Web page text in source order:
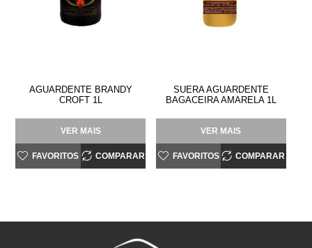
AGUARDENTE BRANDY
CROFT 1L
VER MAIS
FAVORITOS COMPARAR
SUERA AGUARDENTE
BAGACEIRA AMARELA 1L
VER MAIS
FAVORITOS COMPARAR